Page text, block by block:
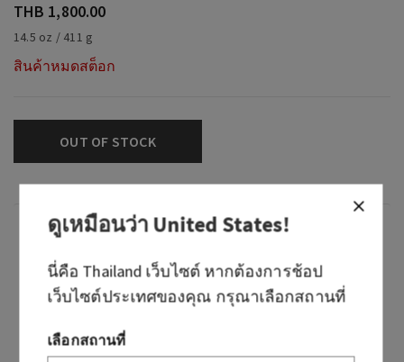
THB 1,800.00
14.5 oz / 411 g
สินค้าหมดสต็อก
OUT OF STOCK
กลิ่น
กลิ่นหอมของดอกไม้ ดิน สดใส ให้ความรู้สึก
เหมือนได้ท่องเที่ยวไปตามเนินเขาที่กำลังเบ่งบาน
ท่ามกลางแสงแดด
ดูเหมือนว่าUnited States!
นี่คือ Thailand เว็บไซต์ หากต้องการช้อป
เว็บไซต์ประเทศของคุณ กรุณาเลือกสถานที่
เลือกสถานที่